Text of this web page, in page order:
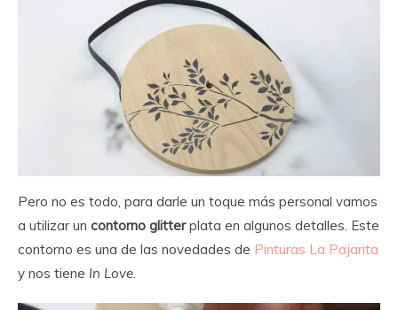
Pero no es todo, para darle un toque más personal vamos
a utilizar un contorno glitterplata en algunos detalles. Este
contorno es una de las novedades de Pinturas La Pajarita
y nos tiene In Love